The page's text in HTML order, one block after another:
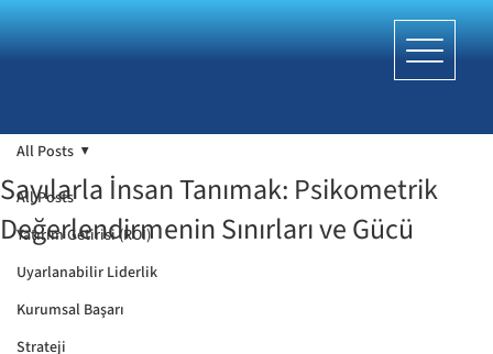
All Posts
Yatırım Getirisi (ROI)
Uyarlanabilir Liderlik
Kurumsal Başarı
Strateji
All Posts
Sayılarla İnsan Tanımak: Psikometrik
Değerlendirmenin Sınırları ve Gücü